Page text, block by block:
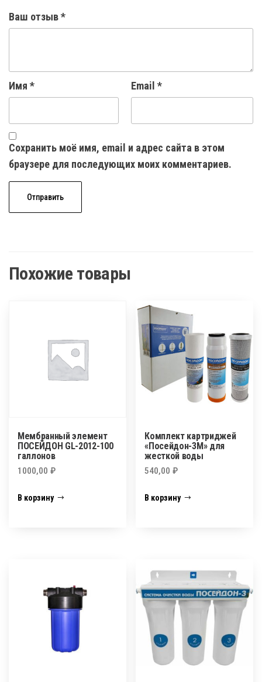
Ваш отзыв*
Имя * Email *
Сохранить моё имя, email и адрес сайта в этом
браузере для последующих моих комментариев.
Похожие товары
Мембранный элемент
ПОСЕЙДОН GL-2012-100
галлонов
1000,00 ₽
В корзину
Комплект картриджей
«Посейдон-3М» для
жесткой воды
540,00₽
В корзину